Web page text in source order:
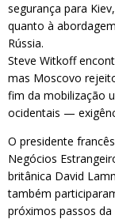
segurança para
quanto à
Rússia.
Steve Witkoff
mas Moscovo
fim da mobilização
ocidentais —
O presidente
Negócios
britânica David
também
próximos passos